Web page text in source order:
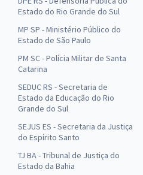
Estado do Rio Grande do Sul
MP SP - Ministério Público do
Estado de São Paulo
PM SC - Polícia Militar de Santa
Catarina
SEDUC RS - Secretaria de
Estado da Educação do Rio
Grande do Sul
SEJUS ES - Secretaria da Justiça
do Espírito Santo
TJ BA - Tribunal de Justiça do
Estado da Bahia